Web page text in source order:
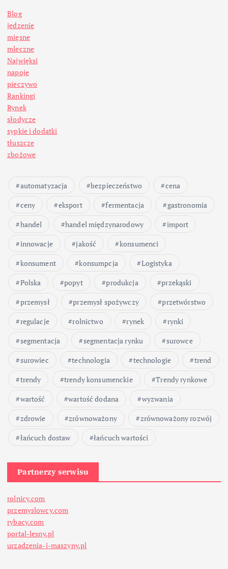
Blog
jedzenie
mięsne
mleczne
Najwięksi
napoje
pieczywo
Rankingi
Rynek
słodycze
sypkie i dodatki
tłuszcze
zbożowe
automatyzacja bezpieczeństwo
cena
ceny
eksport fermentacja
gastronomia
handel
handel międzynarodowy
import
innowacje
jakość
konsumenci
konsument
konsumpcja
Logistyka
Polska
popyt produkcja
przekąski
przemysł
przemysł spożywczy
przetwórstwo
regulacje
rolnictwo rynek
rynki
segmentacja
segmentacja rynku
surowce
surowiec
technologia technologie
trend
trendy
trendy konsumenckie
Trendy rynkowe
wartość
wartość dodana
wyzwania
zdrowie
zrównoważony
zrównoważony rozwój
łańcuch dostaw
łańcuch wartości
Partnerzy serwisu
rolnicy.com
przemyslowcy.com
rybacy.com
portal-lesny.pl
urzadzenia-i-maszyny.pl